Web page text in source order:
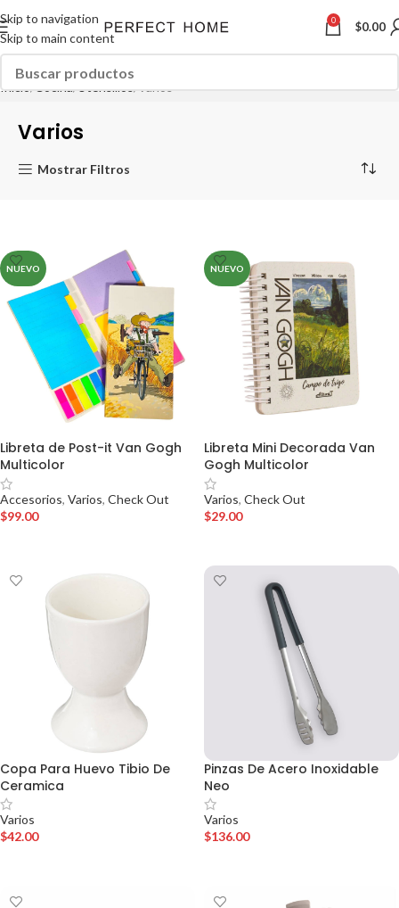
Skip to navigation
Skip to main content
0 $0.00
Inicio Cocina Utensilios Varios
Varios
Mostrar Filtros
NUEVO
Libreta de Post-it Van Gogh
Multicolor
Accesorios, Varios, Check Out
$99.00
NUEVO
Libreta Mini Decorada Van
Gogh Multicolor
Varios, Check Out
$29.00
Copa Para Huevo Tibio De
Ceramica
Varios
$42.00
Pinzas De Acero Inoxidable
Neo
Varios
$136.00